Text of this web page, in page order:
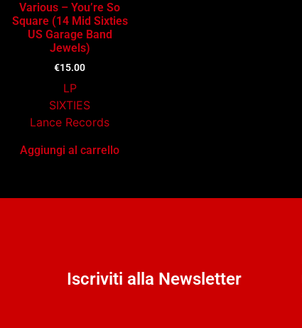
Various – You’re So
Square (14 Mid Sixties
US Garage Band
Jewels)
€15.00
LP
SIXTIES
Lance Records
Aggiungi al carrello
Iscriviti alla Newsletter